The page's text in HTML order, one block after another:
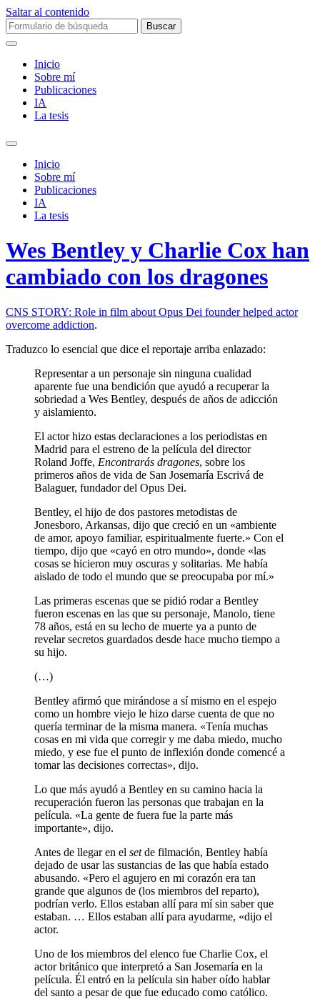
Saltar al contenido
Buscar:
Inicio
Sobre mí­
Publicaciones
IA
La tesis
Alternar
campo
búsqueda
Inicio
Sobre mí­
Publicaciones
IA
La tesis
Wes Bentley y Charlie Cox han
cambiado con los dragones
CNS STORY: Role in film about Opus Dei founder helped actor
overcome addiction.
Traduzco lo esencial que dice el reportaje arriba enlazado:
Representar a un personaje sin ninguna cualidad
aparente fue una bendición que ayudó a recuperar la
sobriedad a Wes Bentley, después de años de adicción
y aislamiento.
El actor hizo estas declaraciones a los periodistas en
Madrid para el estreno de la película del director
Roland Joffe, Encontrarás dragones, sobre los
primeros años de vida de San Josemaría Escrivá de
Balaguer, fundador del Opus Dei.
Bentley, el hijo de dos pastores metodistas de
Jonesboro, Arkansas, dijo que creció en un «ambiente
de amor, apoyo familiar, espiritualmente fuerte.» Con el
tiempo, dijo que «cayó en otro mundo», donde «las
cosas se hicieron muy oscuras y solitarias. Me había
aislado de todo el mundo que se preocupaba por mí.»
Las primeras escenas que se pidió rodar a Bentley
fueron escenas en las que su personaje, Manolo, tiene
78 años, está en su lecho de muerte ya a punto de
revelar secretos guardados desde hace mucho tiempo a
su hijo.
(…)
Bentley afirmó que mirándose a sí mismo en el espejo
como un hombre viejo le hizo darse cuenta de que no
quería terminar de la misma manera. «Tenía muchas
cosas en mi vida que corregir y me daba miedo, mucho
miedo, y ese fue el punto de inflexión donde comencé a
tomar las decisiones correctas», dijo.
Lo que más ayudó a Bentley en su camino hacia la
recuperación fueron las personas que trabajan en la
película. «La gente de fuera fue la parte más
importante», dijo.
Antes de llegar en el setde filmación, Bentley había
dejado de usar las sustancias de las que había estado
abusando. «Pero el agujero en mi corazón era tan
grande que algunos de (los miembros del reparto),
podrían verlo. Ellos estaban allí para mí sin saber que
estaban. … Ellos estaban allí para ayudarme, «dijo el
actor.
Uno de los miembros del elenco fue Charlie Cox, el
actor británico que interpretó a San Josemaría en la
película. Él entró en la película sin haber oído hablar
del santo a pesar de que fue educado como católico.